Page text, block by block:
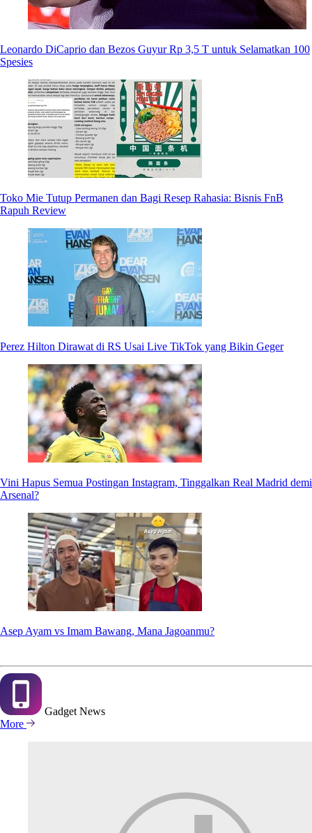
Leonardo DiCaprio dan Bezos Guyur Rp 3,5 T untuk Selamatkan 100
Spesies
Toko Mie Tutup Permanen dan Bagi Resep Rahasia: Bisnis FnB
Rapuh Review
Perez Hilton Dirawat di RS Usai Live TikTok yang Bikin Geger
Vini Hapus Semua Postingan Instagram, Tinggalkan Real Madrid demi
Arsenal?
Asep Ayam vs Imam Bawang, Mana Jagoanmu?
GadgetNews
More